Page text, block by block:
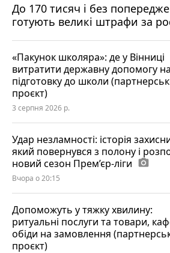
До 170 тисяч і без
готують великі штрафи за
«Пакунок школяра»: де у Вінниці
витратити державну допомогу на
підготовку до школи
проєкт)
3 серпня 2026 р.
Удар незламності: історія
який повернувся з полону і
новий сезон Прем’єр-ліги photo_camera
Вчора о 20:15
Допоможуть у тяжку хвилину:
ритуальні послуги та товари,
обіди на замовлення
проєкт)